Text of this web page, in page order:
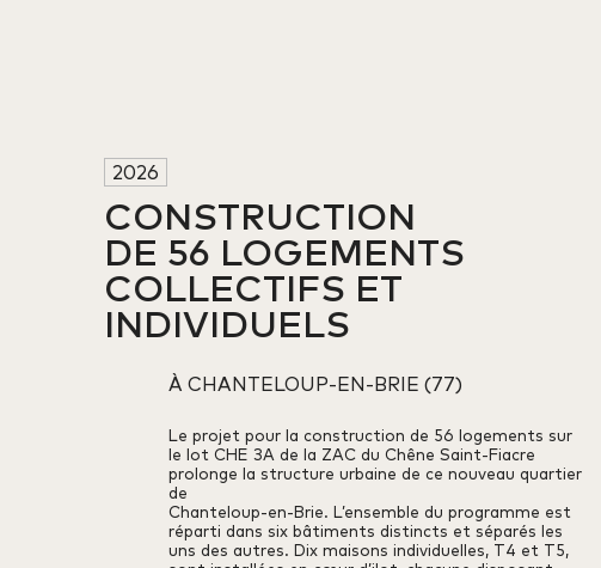
2026
CONSTRUCTION
DE 56 LOGEMENTS
COLLECTIFS ET
INDIVIDUELS
À CHANTELOUP-EN-BRIE (77)
Le projet pour la construction de 56 logements sur
le lot CHE 3A de la ZAC du Chêne Saint-Fiacre
prolonge la structure urbaine de ce nouveau quartier
de
Chanteloup-en-Brie. L’ensemble du programme est
réparti dans six bâtiments distincts et séparés les
uns des autres. Dix maisons individuelles, T4 et T5,